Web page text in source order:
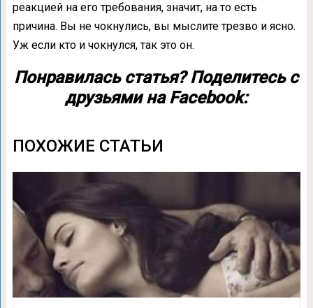
реакцией на его требования, значит, на то есть
причина. Вы не чокнулись, вы мыслите трезво и ясно.
Уж если кто и чокнулся, так это он.
Понравилась статья? Поделитесь с
друзьями на Facebook:
ПОХОЖИЕ СТАТЬИ